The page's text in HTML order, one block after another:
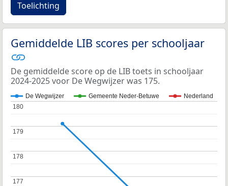
Toelichting
Gemiddelde LIB scores per schooljaar
De gemiddelde score op de LIB toets in schooljaar
2024-2025 voor De Wegwijzer was 175.
De Wegwijzer Gemeente Neder-Betuwe Nederland
177
177
178
178
179
179
180
180